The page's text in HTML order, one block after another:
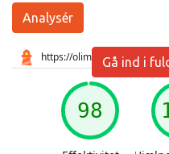
Analysér
Gå ind i